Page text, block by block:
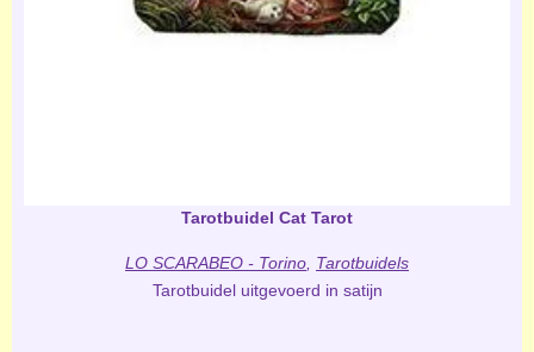
Tarotbuidel Cat Tarot
LO SCARABEO - Torino Tarotbuidels
Tarotbuidel uitgevoerd in satijn